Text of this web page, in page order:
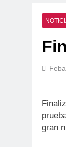
gran